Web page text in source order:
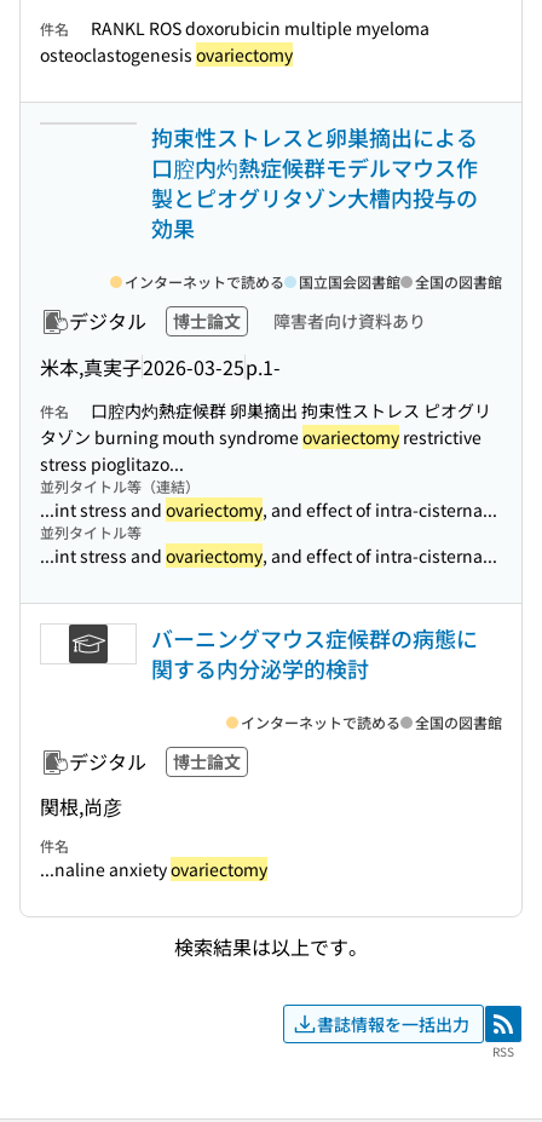
件名
RANKL ROS doxorubicin multiple myeloma
osteoclastogenesis ovariectomy
拘束性ストレスと卵巣摘出による
口腔内灼熱症候群モデルマウス作
製とピオグリタゾン大槽内投与の
効果
デジタル 博士論文 障害者向け資料あり
米本,真実子2026-03-25p.1-
インターネットで読める 国立国会図書館 全国の図書館
件名
口腔内灼熱症候群 卵巣摘出 拘束性ストレス ピオグリ
タゾン burning mouth syndromeovariectomy restrictive
stress pioglitazo...
並列タイトル等（連結）
...int stress and ovariectomy, and effect of intra-cisterna...
並列タイトル等
...int stress and ovariectomy, and effect of intra-cisterna...
バーニングマウス症候群の病態に
関する内分泌学的検討
デジタル 博士論文
関根,尚彦
インターネットで読める 全国の図書館
件名
...naline anxietyovariectomy
検索結果は以上です。
書誌情報を一括出力 RSS
RSS